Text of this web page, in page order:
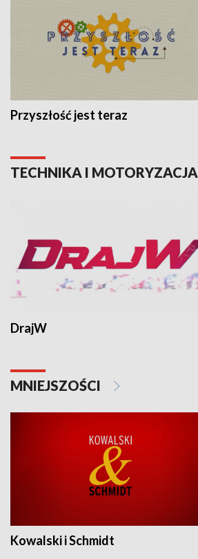
Przyszłość jest teraz
TECHNIKA I MOTORYZACJA
DrajW
MNIEJSZOŚCI
Kowalski i Schmidt